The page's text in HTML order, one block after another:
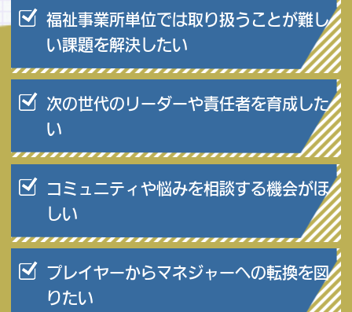
福祉事業所単位では取り扱うことが難し
い課題を解決したい
次の世代のリーダーや責任者を育成した
い
コミュニティや悩みを相談する機会がほ
しい
プレイヤーからマネジャーへの転換を図
りたい